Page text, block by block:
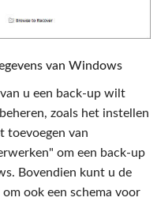
van Windows
u een back-up wilt
zoals het instellen
toevoegen van
om een ​​back-up
Bovendien kunt u de
ook een schema voor